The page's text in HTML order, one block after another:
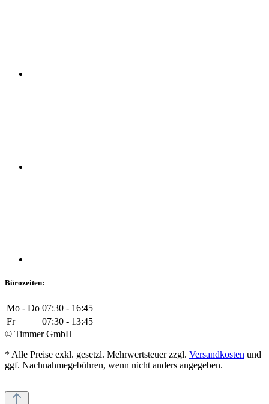
Bürozeiten:
Mo - Do 07:30 - 16:45
Fr
07:30 - 13:45
© Timmer GmbH
* Alle Preise exkl. gesetzl. Mehrwertsteuer zzgl. Versandkosten und
ggf. Nachnahmegebühren, wenn nicht anders angegeben.